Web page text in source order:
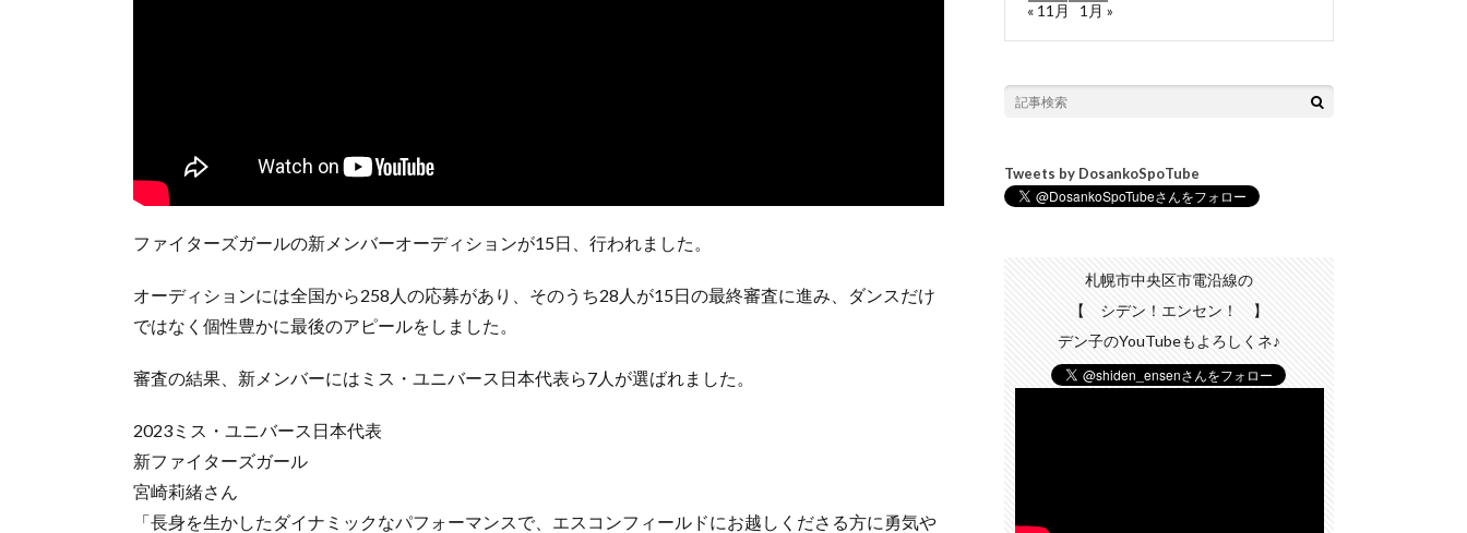
ファイターズガールの新メンバーオーディションが15日、行われました。
オーディションには全国から258人の応募があり、そのうち28人が15日の最終審査に進み、ダンスだけ
ではなく個性豊かに最後のアピールをしました。
審査の結果、新メンバーにはミス・ユニバース日本代表ら7人が選ばれました。
2023ミス・ユニバース日本代表
新ファイターズガール
宮崎莉緒さん
「長身を生かしたダイナミックなパフォーマンスで、エスコンフィールドにお越しくださる方に勇気や
« 11月
1月 »
Tweets by DosankoSpoTube
札幌市中央区市電沿線の
【 シデン！エンセン！ 】
デン子のYouTubeもよろしくネ♪